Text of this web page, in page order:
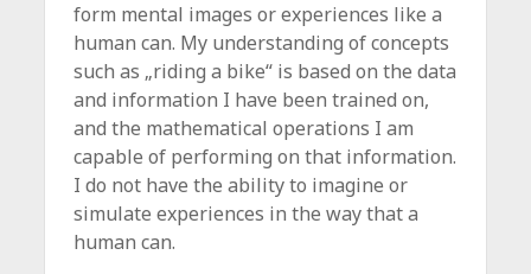
form mental images or experiences like a
human can. My understanding of concepts
such as „riding a bike“ is based on the data
and information I have been trained on,
and the mathematical operations I am
capable of performing on that information.
I do not have the ability to imagine or
simulate experiences in the way that a
human can.